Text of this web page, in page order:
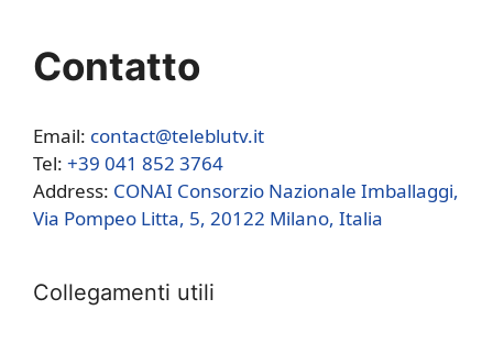
Contatto
Email: contact@teleblutv.it
Tel: +39 041 852 3764
Address: CONAI Consorzio Nazionale Imballaggi,
Via Pompeo Litta, 5, 20122 Milano, Italia
Collegamenti utili